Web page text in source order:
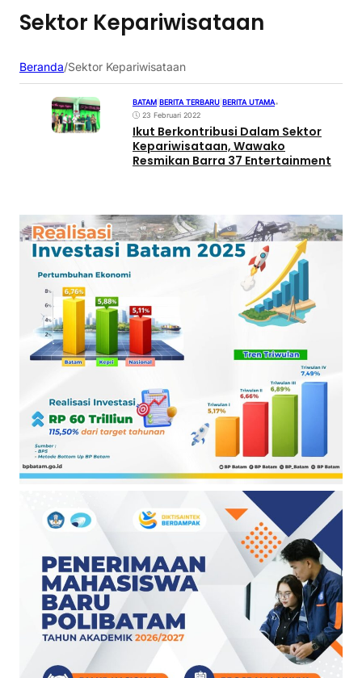
Sektor Kepariwisataan
Beranda/Sektor Kepariwisataan
BATAM BERITA TERBARU BERITA UTAMA•
23 Februari 2022
Ikut Berkontribusi Dalam Sektor
Kepariwisataan, Wawako
Resmikan Barra 37 Entertainment